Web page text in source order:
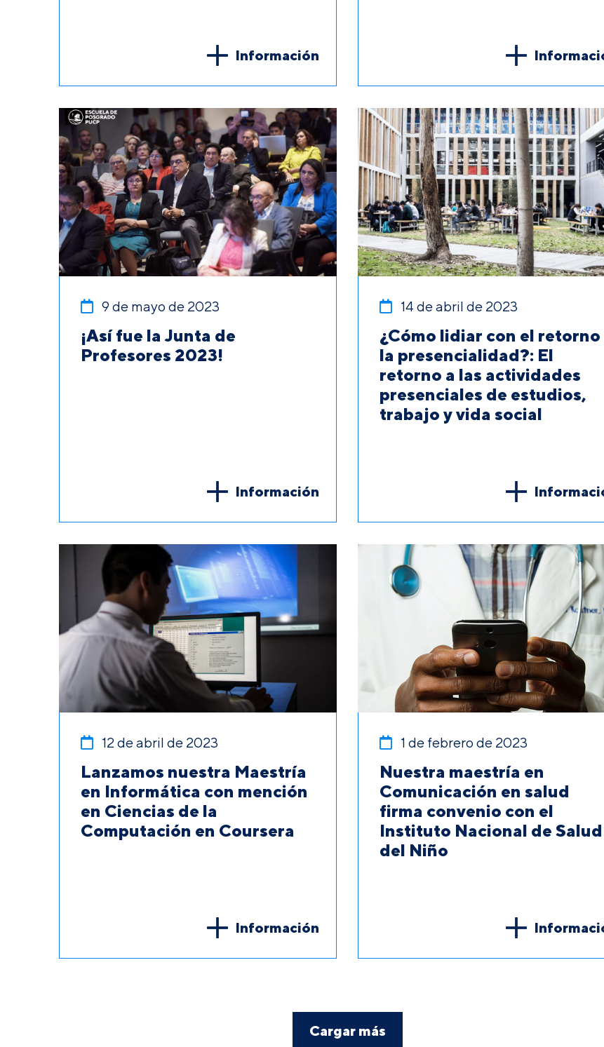
Información
9 de mayo de 2023
¡Así fue la Junta de
Profesores 2023!
Información
14 de abril de 2023
¿Cómo lidiar con el retorno
la presencialidad?: El
retorno a las actividades
presenciales de estudios,
trabajo y vida social
12 de abril de 2023
Lanzamos nuestra Maestría
en Informática con mención
en Ciencias de la
Computación en Coursera
Información
1 de febrero de 2023
Nuestra maestría en
Comunicación en salud
firma convenio con el
Instituto Nacional de Salud
del Niño
Cargar más